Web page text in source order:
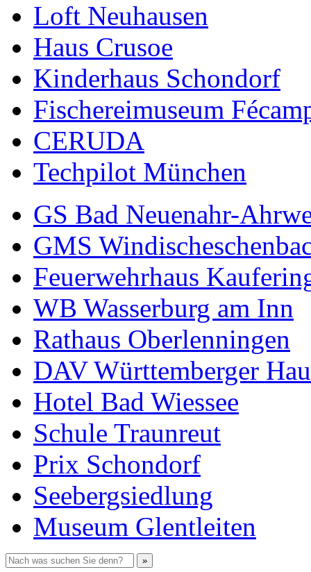
Loft Neuhausen
Haus Crusoe
Kinderhaus Schondorf
Fischereimuseum
CERUDA
Techpilot München
GS Bad Neuenahr-
GMS
Feuerwehrhaus
WB Wasserburg am Inn
Rathaus Oberlenningen
DAV Württemberger
Hotel Bad Wiessee
Schule Traunreut
Prix Schondorf
Seebergsiedlung
Museum Glentleiten